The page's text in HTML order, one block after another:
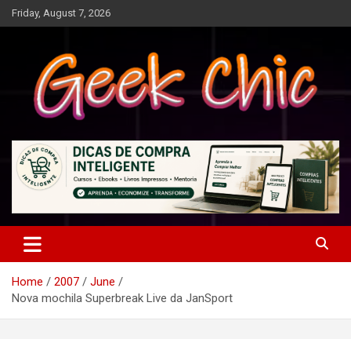
Skip
to
Friday, August 7, 2026
Geek Chic
Home 2007
June
Nova mochila Superbreak Live da JanSport